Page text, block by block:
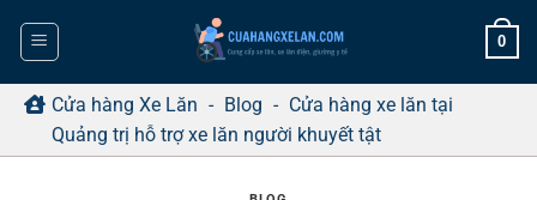
dung
0
Cửa hàng Xe Lăn - Blog - Cửa hàng xe lăn tại
Quảng trị hỗ trợ xe lăn người khuyết tật